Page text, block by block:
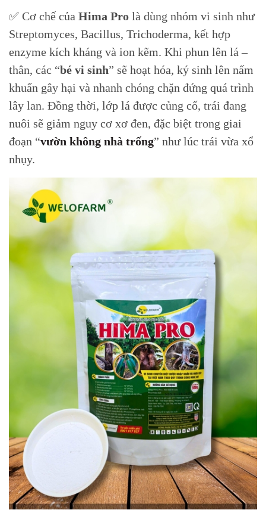
✅ Cơ chế của Hima Pro là dùng nhóm vi sinh như
Streptomyces, Bacillus, Trichoderma, kết hợp
enzyme kích kháng và ion kẽm. Khi phun lên lá –
thân, các “bé vi sinh” sẽ hoạt hóa, ký sinh lên nấm
khuẩn gây hại và nhanh chóng chặn đứng quá trình
lây lan. Đồng thời, lớp lá được củng cố, trái đang
nuôi sẽ giảm nguy cơ xơ đen, đặc biệt trong giai
đoạn “vườn không nhà trống” như lúc trái vừa xổ
nhụy.